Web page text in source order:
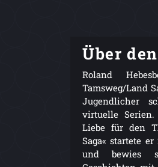
Über
Roland
Tamsweg/Land
Jugendlicher
virtuelle
Liebe für den
Saga« startete
und bewies